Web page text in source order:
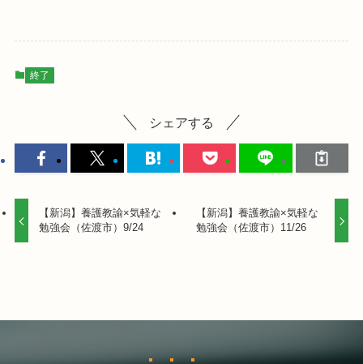
終了
シェアする
【新潟】養護教諭×気軽な
勉強会（佐渡市）9/24
【新潟】養護教諭×気軽な
勉強会（佐渡市）11/26